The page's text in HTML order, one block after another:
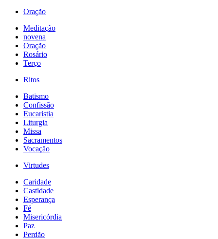
Oração
Meditação
novena
Oração
Rosário
Terço
Ritos
Batismo
Confissão
Eucaristia
Liturgia
Missa
Sacramentos
Vocação
Virtudes
Caridade
Castidade
Esperança
Fé
Misericórdia
Paz
Perdão